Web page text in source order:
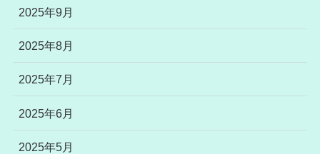
2025年9月
2025年8月
2025年7月
2025年6月
2025年5月